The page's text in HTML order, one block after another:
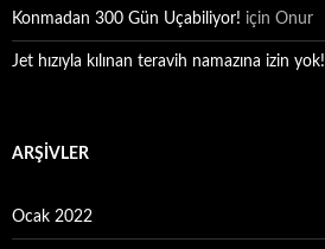
Konmadan 300 Gün Uçabiliyor! için Onur
Jet hızıyla kılınan teravih namazına izin yok!
ARŞIVLER
Ocak 2022